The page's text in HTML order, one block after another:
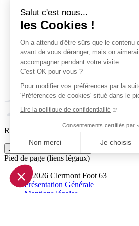
Salut c'est nous...
les Cookies !
On a attendu d'être sûrs que le contenu
avant de vous déranger, mais on
accompagner pendant votre visite...
C'est OK pour vous ?
Pour modifier vos préférences par la
'Préférences de cookies' situé dans le
Lire la politique de confidentialité
Consentements certifiés par
Non merci Je choisis
Axeptio consent
Plateforme de Gestion du
Notre plateforme vous permet
Reçois par email ta dose officielle de
Je m'inscris à la newsletter
Pied de page (liens légaux)
© 2026 Clermont Foot 63
Présentation Générale
Mentions légales